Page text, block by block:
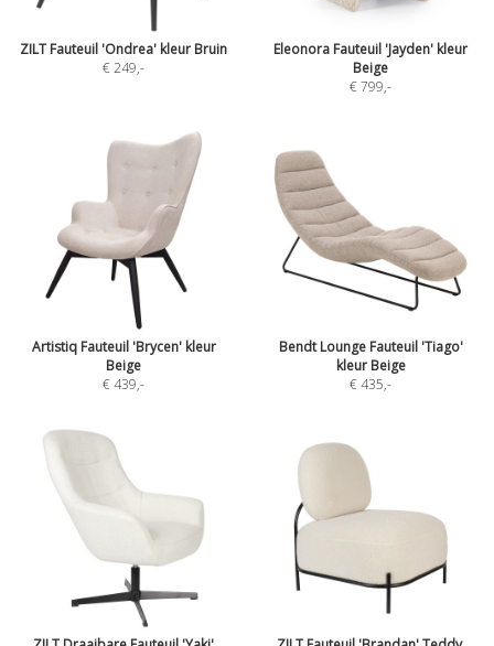
ZILT Fauteuil 'Ondrea' kleur Bruin
€ 249,-
Eleonora Fauteuil 'Jayden' kleur
Beige
€ 799,-
Artistiq Fauteuil 'Brycen' kleur
Beige
€ 439,-
Bendt Lounge Fauteuil 'Tiago'
kleur Beige
€ 435,-